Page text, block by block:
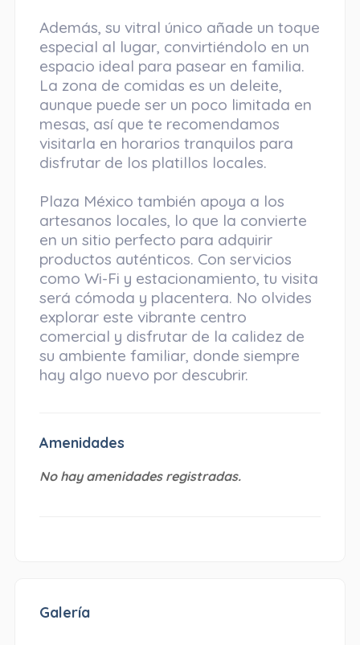
Además, su vitral único añade un toque
especial al lugar, convirtiéndolo en un
espacio ideal para pasear en familia.
La zona de comidas es un deleite,
aunque puede ser un poco limitada en
mesas, así que te recomendamos
visitarla en horarios tranquilos para
disfrutar de los platillos locales.
Plaza México también apoya a los
artesanos locales, lo que la convierte
en un sitio perfecto para adquirir
productos auténticos. Con servicios
como Wi-Fi y estacionamiento, tu visita
será cómoda y placentera. No olvides
explorar este vibrante centro
comercial y disfrutar de la calidez de
su ambiente familiar, donde siempre
hay algo nuevo por descubrir.
Amenidades
No hay amenidades registradas.
Galería